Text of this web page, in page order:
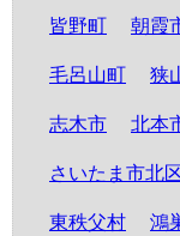
皆野町 朝霞
毛呂山町 狭
志木市 北本
さいたま市北
東秩父村 鴻